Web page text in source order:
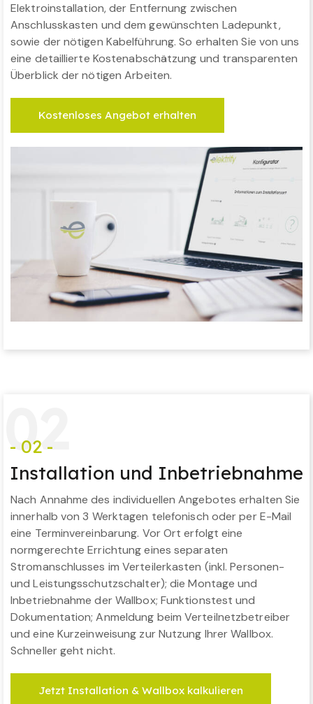
Elektroinstallation, der Entfernung zwischen
Anschlusskasten und dem gewünschten Ladepunkt,
sowie der nötigen Kabelführung. So erhalten Sie von uns
eine detaillierte Kostenabschätzung und transparenten
Überblick der nötigen Arbeiten.
Kostenloses Angebot erhalten
02
- 02 -
Installation und Inbetriebnahme
Nach Annahme des individuellen Angebotes erhalten Sie
innerhalb von 3 Werktagen telefonisch oder per E-Mail
eine Terminvereinbarung. Vor Ort erfolgt eine
normgerechte Errichtung eines separaten
Stromanschlusses im Verteilerkasten (inkl. Personen-
und Leistungsschutzschalter); die Montage und
Inbetriebnahme der Wallbox; Funktionstest und
Dokumentation; Anmeldung beim Verteilnetzbetreiber
und eine Kurzeinweisung zur Nutzung Ihrer Wallbox.
Schneller geht nicht.
Jetzt Installation & Wallbox kalkulieren